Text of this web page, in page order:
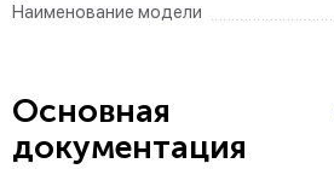
Наименование модели
Основная
документация